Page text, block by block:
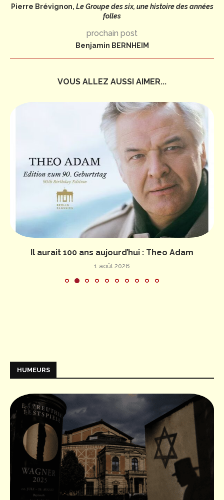
Pierre Brévignon, Le Groupe des six, une histoire des années
folles
prochain post
Benjamin BERNHEIM
VOUS ALLEZ AUSSI AIMER...
Il aurait 100 ans aujourd’hui : Theo Adam
1 août 2026
HUMEURS